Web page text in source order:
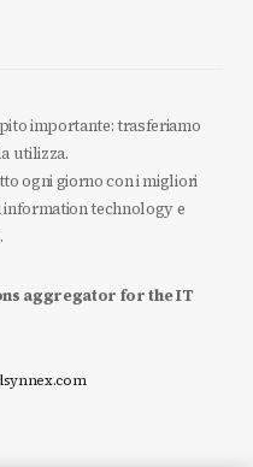
importante: trasferiamo
utilizza.
ogni giorno con i migliori
technology e
aggregator for the IT